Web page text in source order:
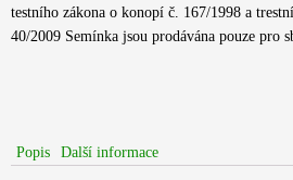
množství
testního zákona o konopí č. 167/1998 a
40/2009 Semínka jsou prodávána pouze pro
Popis Další informace